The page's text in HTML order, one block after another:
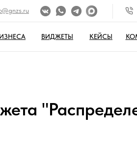
ВИДЖЕТЫ КЕЙСЫ